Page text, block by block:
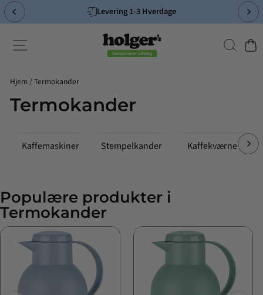
Spring
til
Pause
slideshow
Levering 1-3 Hverdage
Side-navigation
Søg
Hjem/Termokander
Termokander
Kaffemaskiner Stempelkander Kaffekværne
Populære produkter i
Termokander